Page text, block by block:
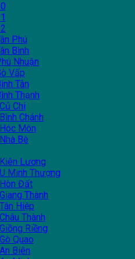
Phú
Bình
Nhuận
Vấp
Tân
Thạnh
Chi
Chánh
Môn
Bè
Lương
Minh Thượng
Đất
Thành
Hiệp
Thành
Riềng
Quao
Biên